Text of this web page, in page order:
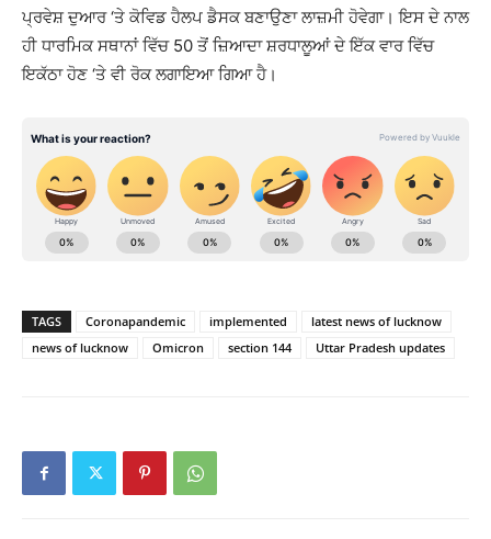
ਪ੍ਰਵੇਸ਼ ਦੁਆਰ ‘ਤੇ ਕੋਵਿਡ ਹੈਲਪ ਡੈਸਕ ਬਣਾਉਣਾ ਲਾਜ਼ਮੀ ਹੋਵੇਗਾ। ਇਸ ਦੇ ਨਾਲ
ਹੀ ਧਾਰਮਿਕ ਸਥਾਨਾਂ ਵਿੱਚ 50 ਤੋਂ ਜ਼ਿਆਦਾ ਸ਼ਰਧਾਲੂਆਂ ਦੇ ਇੱਕ ਵਾਰ ਵਿੱਚ
ਇਕੱਠਾ ਹੋਣ ‘ਤੇ ਵੀ ਰੋਕ ਲਗਾਇਆ ਗਿਆ ਹੈ।
TAGS Coronapandemic implemented
latest news of lucknow
news of lucknow
Omicron section 144 Uttar Pradesh updates